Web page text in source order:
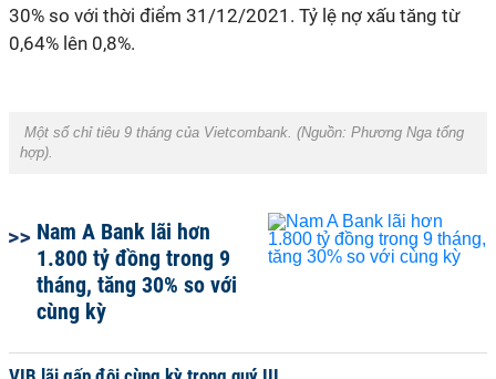
30% so với thời điểm 31/12/2021. Tỷ lệ nợ xấu tăng từ
0,64% lên 0,8%.
Một số chỉ tiêu 9 tháng của Vietcombank. (Nguồn: Phương Nga tổng
hợp).
Nam A Bank lãi hơn
1.800 tỷ đồng trong 9
tháng, tăng 30% so với
cùng kỳ